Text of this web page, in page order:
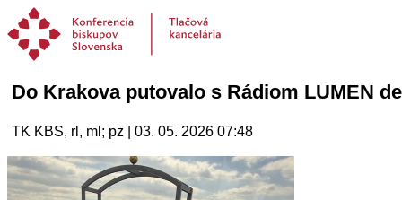
Do Krakova putovalo s Rádiom LUMEN
TK KBS, rl, ml; pz | 03. 05. 2026 07:48